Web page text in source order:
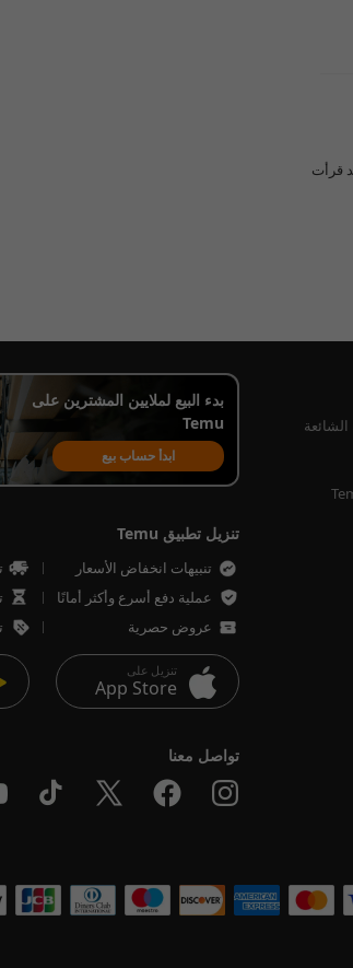
قرأت
بدء البيع لملايين المشترين على
Temu
ابدأ حساب بيع
تنزيل تطبيق Temu
تنبيهات انخفاض الأسعار
عملية دفع أسرع وأكثر أمانًا
عروض حصرية
تنزيل على
App Store
تواصل معنا